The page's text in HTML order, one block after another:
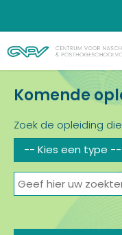
Komende
Zoek de opleiding
-- Kies een type --